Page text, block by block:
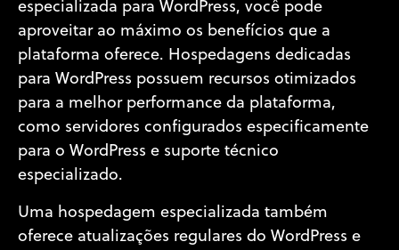
especializada para WordPress, você pode
aproveitar ao máximo os benefícios que a
plataforma oferece. Hospedagens dedicadas
para WordPress possuem recursos otimizados
para a melhor performance da plataforma,
como servidores configurados especificamente
para o WordPress e suporte técnico
especializado.
Uma hospedagem especializada também
oferece atualizações regulares do WordPress e